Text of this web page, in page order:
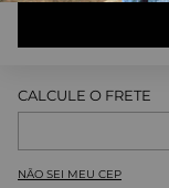
NÃO SEI MEU CEP